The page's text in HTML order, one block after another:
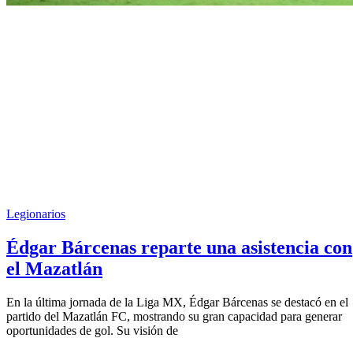
Legionarios
Édgar Bárcenas reparte una asistencia con
el Mazatlán
En la última jornada de la Liga MX, Édgar Bárcenas se destacó en el
partido del Mazatlán FC, mostrando su gran capacidad para generar
oportunidades de gol. Su visión de